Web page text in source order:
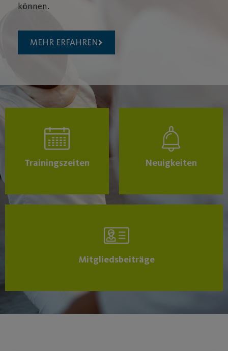
können.
MEHR ERFAHREN
Trainingszeiten Neuigkeiten
Mitgliedsbeiträge